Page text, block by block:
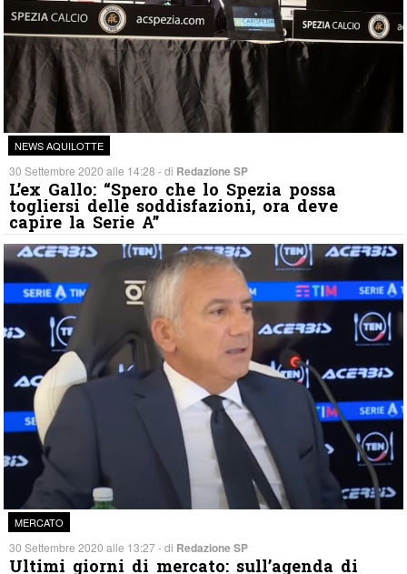
NEWS AQUILOTTE
30 Settembre 2020 alle 14:28 - di Redazione SP
L’ex Gallo: “Spero che lo Spezia possa
togliersi delle soddisfazioni, ora deve
capire la Serie A”
MERCATO
30 Settembre 2020 alle 13:27 - di Redazione SP
Ultimi giorni di mercato: sull’agenda di